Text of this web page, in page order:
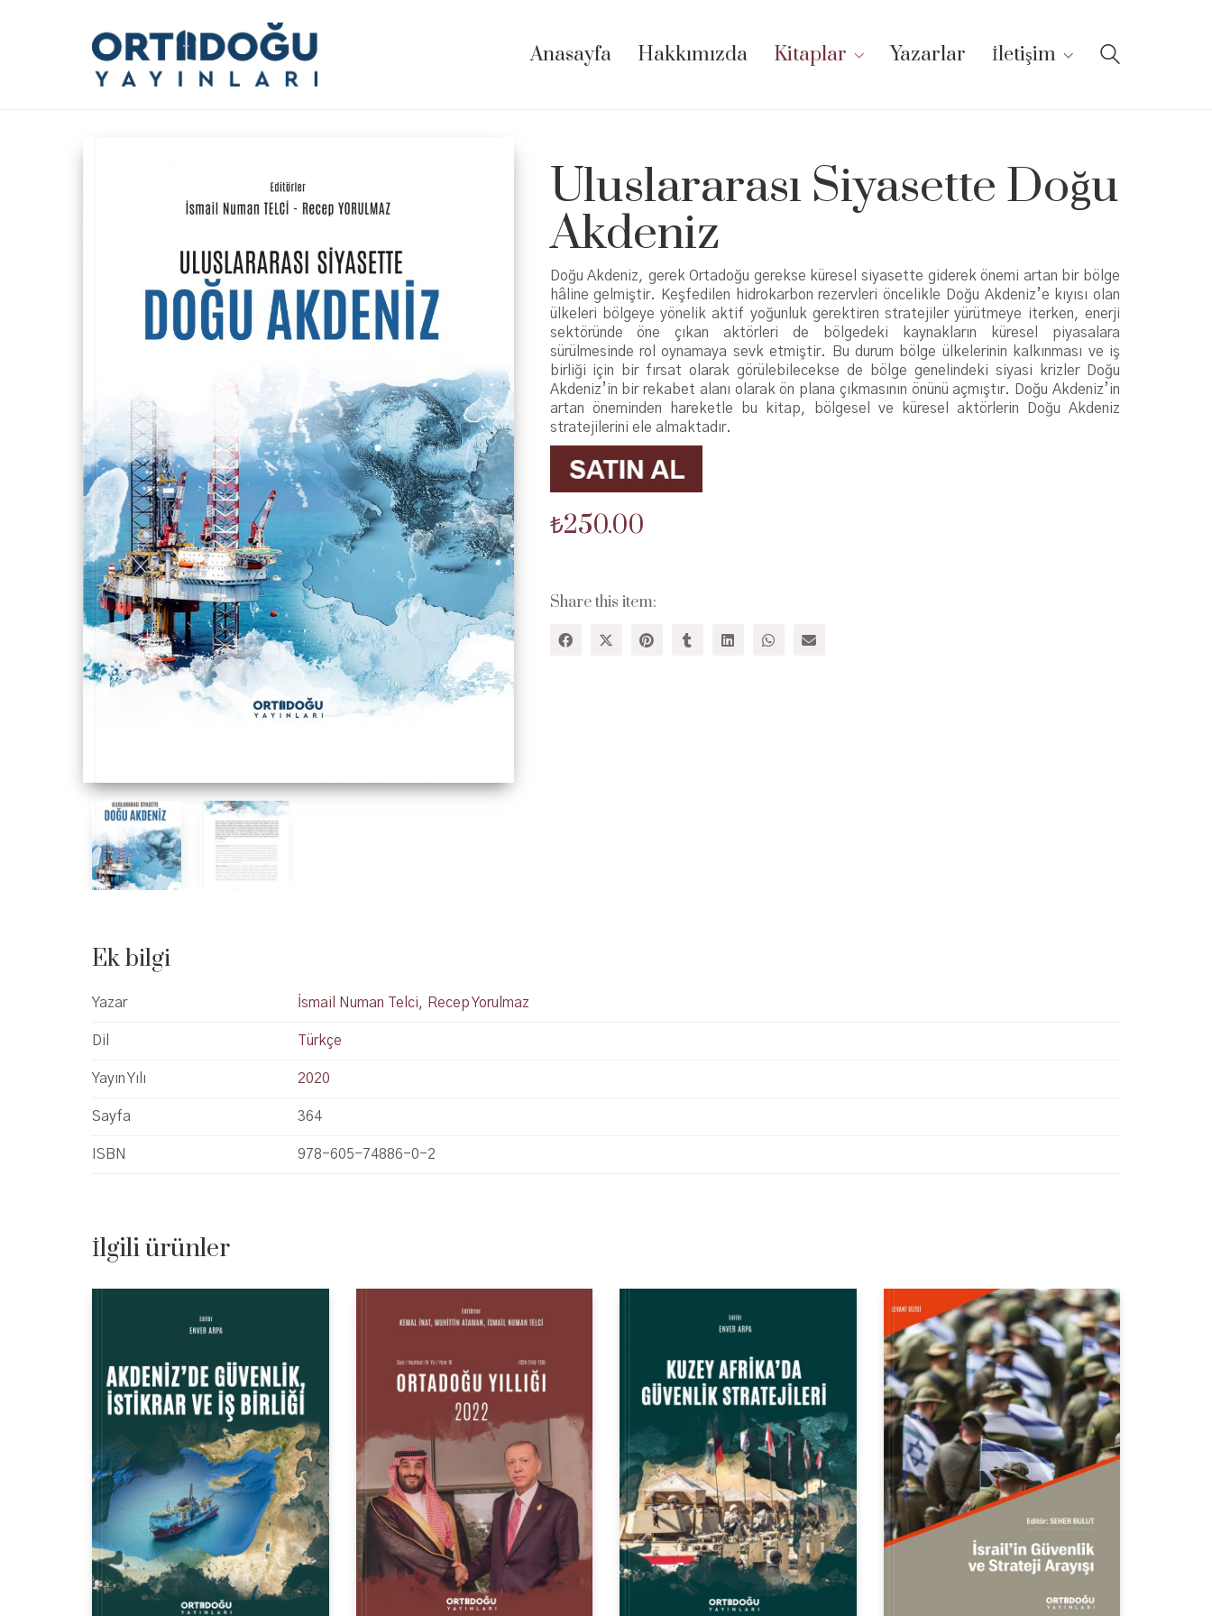
Anasayfa Hakkımızda Kitaplar Yazarlar İletişim
Uluslararası Siyasette Doğu
Akdeniz
Doğu Akdeniz, gerek Ortadoğu gerekse küresel siyasette giderek önemi artan bir bölge
hâline gelmiştir. Keşfedilen hidrokarbon rezervleri öncelikle Doğu Akdeniz’e kıyısı olan
ülkeleri bölgeye yönelik aktif yoğunluk gerektiren stratejiler yürütmeye iterken, enerji
sektöründe öne çıkan aktörleri de bölgedeki kaynakların küresel piyasalara
sürülmesinde rol oynamaya sevk etmiştir. Bu durum bölge ülkelerinin kalkınması ve iş
birliği için bir fırsat olarak görülebilecekse de bölge genelindeki siyasi krizler Doğu
Akdeniz’in bir rekabet alanı olarak ön plana çıkmasının önünü açmıştır. Doğu Akdeniz’in
artan öneminden hareketle bu kitap, bölgesel ve küresel aktörlerin Doğu Akdeniz
stratejilerini ele almaktadır.
₺250.00
Share this item:
Ek bilgi
Yazar İsmail Numan Telci, Recep Yorulmaz
Dil Türkçe
Yayın Yılı 2020
Sayfa 364
ISBN 978-605-74886-0-2
İlgili ürünler